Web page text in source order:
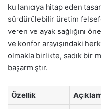
kullanıcıya hitap eden
sürdürülebilir üretim
veren ve ayak sağlığını
ve konfor arayışındaki
olmakla birlikte, sadık bir
başarmıştır.
Özellik